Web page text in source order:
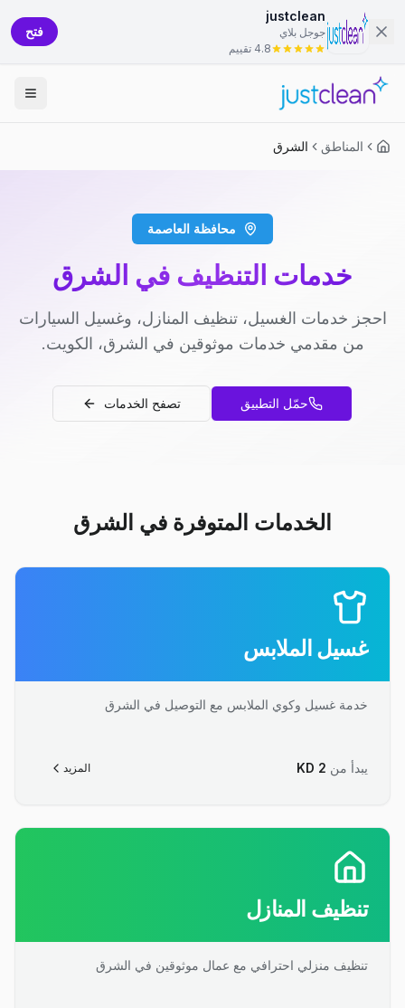
justclean
جوجل بلاي
4.8 تقييم
فتح
المناطق الشرق
محافظة العاصمة
خدمات التنظيف في الشرق
احجز خدمات الغسيل، تنظيف المنازل، وغسيل السيارات
من مقدمي خدمات موثوقين في الشرق، الكويت.
حمّل التطبيق تصفح الخدمات
الخدمات المتوفرة في الشرق
غسيل الملابس
خدمة غسيل وكوي الملابس مع التوصيل في الشرق
يبدأ من KD 2 المزيد
تنظيف المنازل
تنظيف منزلي احترافي مع عمال موثوقين في الشرق